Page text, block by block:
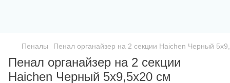
Пеналы Пенал органайзер на 2 секции Haichen Черный
Пенал органайзер на 2 секции
Haichen Черный 5х9,5х20 см